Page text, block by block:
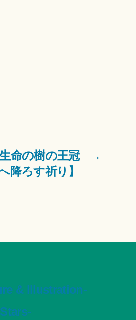
→
命の樹の王冠
降ろす祈り】
& Illustration-